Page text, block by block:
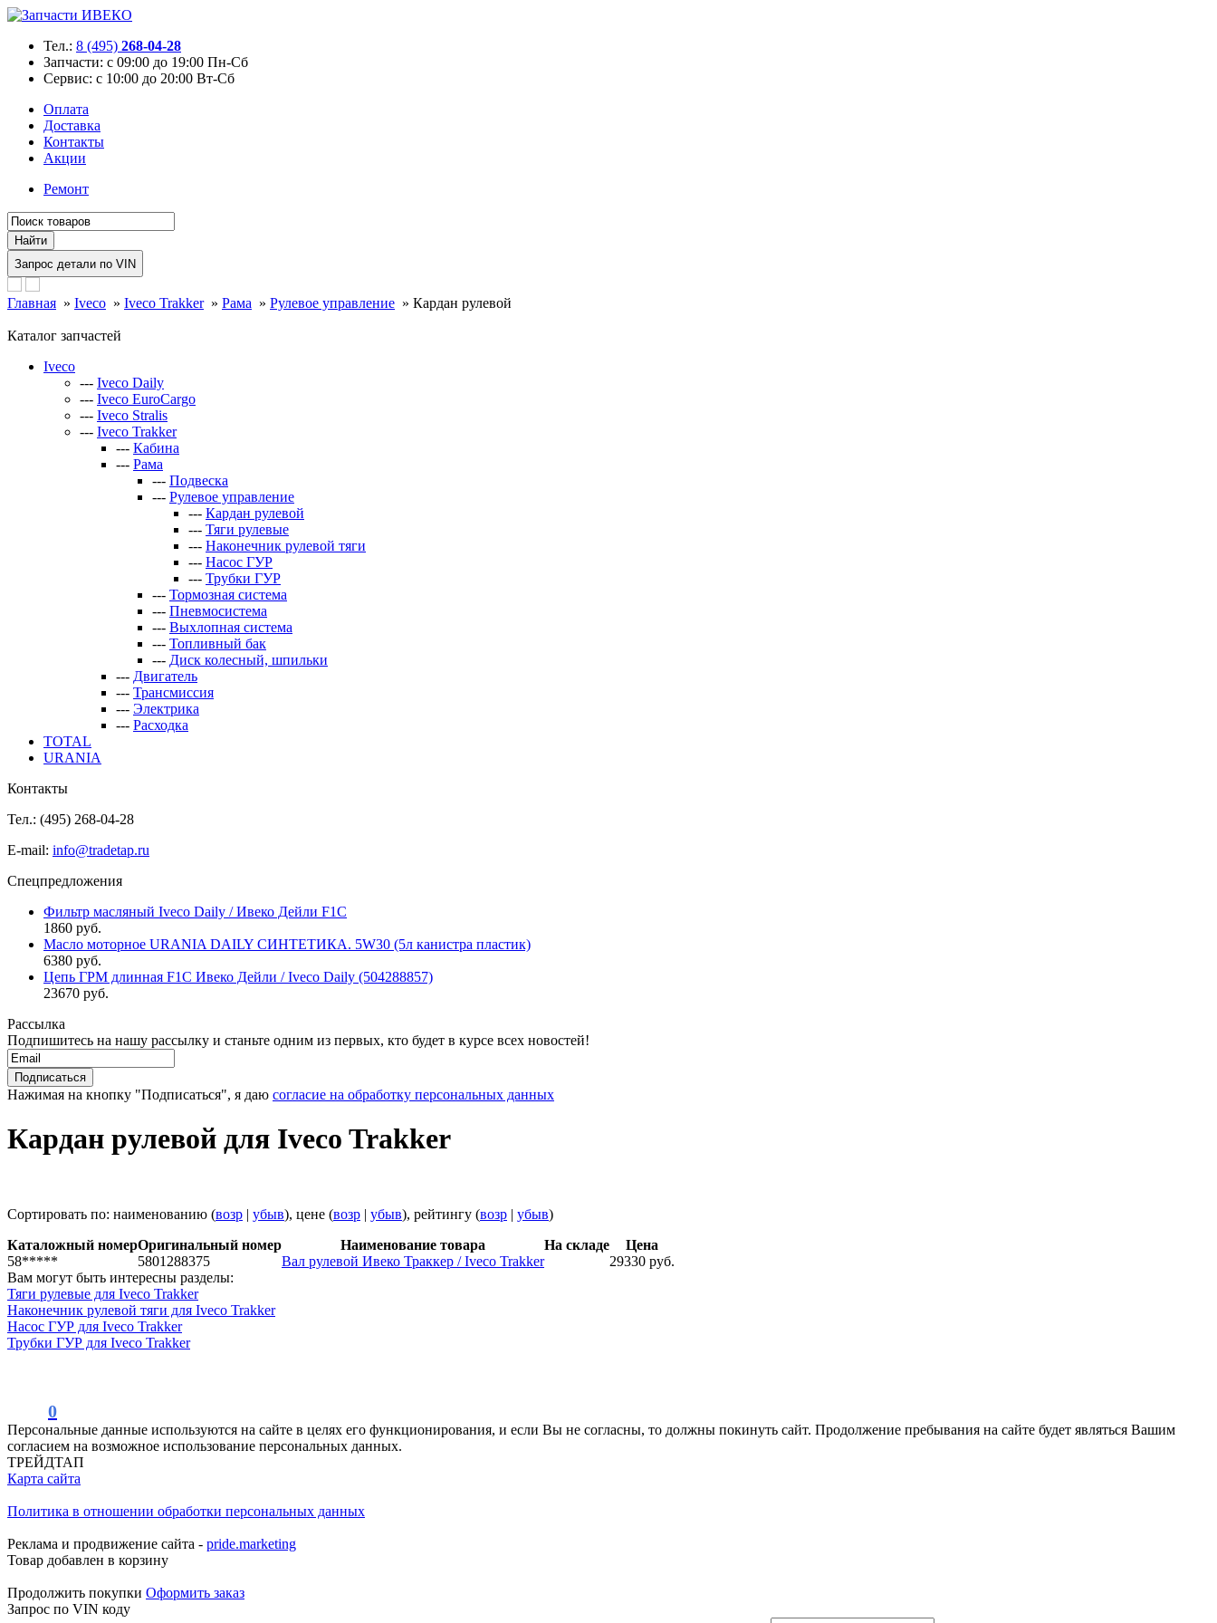
Тел.: 8 (495) 268-04-28
Запчасти: с 09:00 до 19:00 Пн-Сб
Сервис: с 10:00 до 20:00 Вт-Сб
Оплата
Доставка
Контакты
Акции
Ремонт
Главная » Iveco » Iveco Trakker » Рама » Рулевое управление » Кардан рулевой
Каталог запчастей
Iveco
--- Iveco Daily
--- Iveco EuroCargo
--- Iveco Stralis
--- Iveco Trakker
--- Кабина
--- Рама
--- Подвеска
--- Рулевое управление
--- Кардан рулевой
--- Тяги рулевые
--- Наконечник рулевой тяги
--- Насос ГУР
--- Трубки ГУР
--- Тормозная система
--- Пневмосистема
--- Выхлопная система
--- Топливный бак
--- Диск колесный, шпильки
--- Двигатель
--- Трансмиссия
--- Электрика
--- Расходка
TOTAL
URANIA
Контакты
Тел.: (495) 268-04-28
E-mail: info@tradetap.ru
Спецпредложения
Фильтр масляный Iveco Daily / Ивеко Дейли F1C
1860 руб.
Масло моторное URANIA DAILY СИНТЕТИКА. 5W30 (5л канистра пластик)
6380 руб.
Цепь ГРМ длинная F1C Ивеко Дейли / Iveco Daily (504288857)
23670 руб.
Рассылка
Подпишитесь на нашу рассылку и станьте одним из первых, кто будет в курсе всех новостей!
Нажимая на кнопку "Подписаться", я даю согласие на обработку персональных данных
Кардан рулевой для Iveco Trakker
Сортировать по: наименованию (возр | убыв), цене (возр | убыв), рейтингу (возр | убыв)
Каталожный номерОригинальный номер Наименование товара На складе
Цена
58*****
5801288375 Вал рулевой Ивеко Траккер / Iveco Trakker
29330 руб.
Вам могут быть интересны разделы:
Тяги рулевые для Iveco Trakker
Наконечник рулевой тяги для Iveco Trakker
Насос ГУР для Iveco Trakker
Трубки ГУР для Iveco Trakker
0
Персональные данные используются на сайте в целях его функционирования, и если Вы не согласны, то должны покинуть сайт. Продолжение пребывания на сайте будет являться Вашим
согласием на возможное использование персональных данных.
ТРЕЙДТАП
Карта сайта
Политика в отношении обработки персональных данных
Реклама и продвижение сайта - pride.marketing
Товар добавлен в корзину
Продолжить покупки Оформить заказ
Запрос по VIN коду